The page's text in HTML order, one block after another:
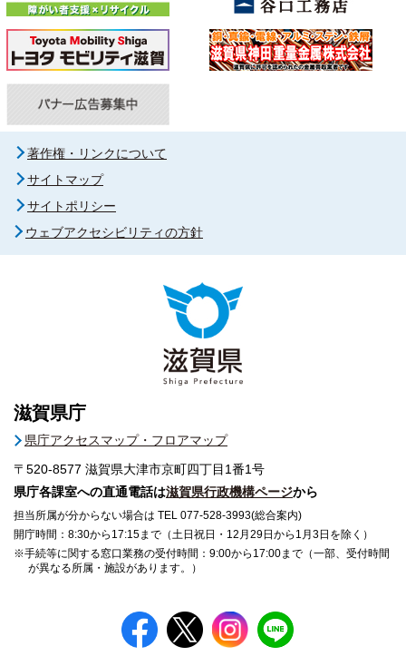
著作権・リンクについて
サイトマップ
サイトポリシー
ウェブアクセシビリティの方針
滋賀県庁
県庁アクセスマップ・フロアマップ
〒520-8577 滋賀県大津市京町四丁目1番1号
県庁各課室への直通電話は滋賀県行政機構ページから
担当所属が分からない場合は TEL 077-528-3993(総合案内)
開庁時間：8:30から17:15まで（土日祝日・12月29日から1月3日を除く）
※手続等に関する窓口業務の受付時間：9:00から17:00まで（一部、受付時間
が異なる所属・施設があります。）